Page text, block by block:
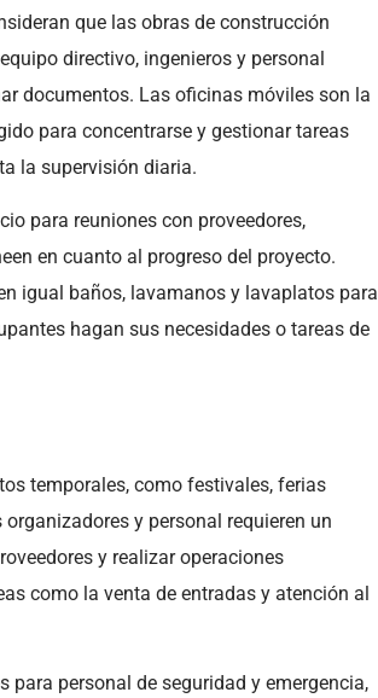
que las obras de construcción
directivo, ingenieros y personal
documentos. Las oficinas móviles son la
para concentrarse y gestionar tareas
la supervisión diaria.
para reuniones con proveedores,
en cuanto al progreso del proyecto.
igual baños, lavamanos y lavaplatos para
hagan sus necesidades o tareas de
temporales, como festivales, ferias
y personal requieren un
y realizar operaciones
como la venta de entradas y atención al
para personal de seguridad y emergencia,